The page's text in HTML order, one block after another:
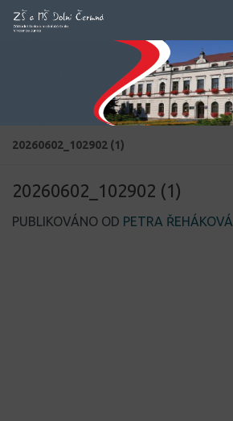
Skip to content
20260602_102902 (1)
20260602_102902 (1)
PUBLIKOVÁNO OD PETRA ŘEHÁKOVÁ